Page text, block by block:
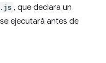
, que declara un
ejecutará antes de